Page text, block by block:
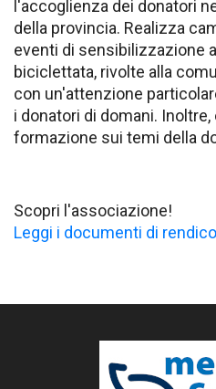
l'accoglienza dei donatori
della provincia. Realizza
eventi di sensibilizzazione
biciclettata, rivolte alla
con un'attenzione
i donatori di domani.
formazione sui temi della
Scopri l'associazione!
Leggi i documenti di